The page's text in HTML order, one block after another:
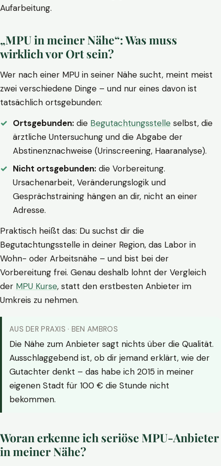
Aufarbeitung.
„MPU in meiner Nähe“: Was muss
wirklich vor Ort sein?
Wer nach einer MPU in seiner Nähe sucht, meint meist
zwei verschiedene Dinge – und nur eines davon ist
tatsächlich ortsgebunden:
Ortsgebunden: die Begutachtungsstelle selbst, die
ärztliche Untersuchung und die Abgabe der
Abstinenznachweise (Urinscreening, Haaranalyse).
Nicht ortsgebunden: die Vorbereitung.
Ursachenarbeit, Veränderungslogik und
Gesprächstraining hängen an dir, nicht an einer
Adresse.
Praktisch heißt das: Du suchst dir die
Begutachtungsstelle in deiner Region, das Labor in
Wohn- oder Arbeitsnähe – und bist bei der
Vorbereitung frei. Genau deshalb lohnt der Vergleich
der MPU Kurse, statt den erstbesten Anbieter im
Umkreis zu nehmen.
AUS DER PRAXIS · BEN AMBROS
Die Nähe zum Anbieter sagt nichts über die Qualität.
Ausschlaggebend ist, ob dir jemand erklärt, wie der
Gutachter denkt – das habe ich 2015 in meiner
eigenen Stadt für 100 € die Stunde nicht
bekommen.
Woran erkenne ich seriöse MPU-Anbieter
in meiner Nähe?